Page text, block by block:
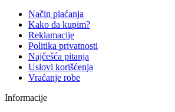
Način plaćanja
Kako da kupim?
Reklamacije
Politika privatnosti
Najčešća pitanja
Uslovi korišćenja
Vraćanje robe
Informacije